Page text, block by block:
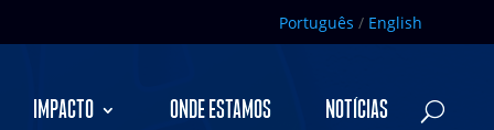
Português / English
IMPACTO ONDE ESTAMOS NOTÍCIAS